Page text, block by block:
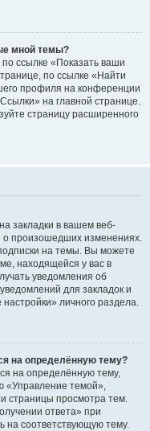
мной темы?
ссылке «Показать ваши
по ссылке «Найти
профиля на конференции
на главной странице.
страницу расширенного
закладки в вашем веб-
о произошедших изменениях.
на темы. Вы можете
находящейся у вас в
уведомления об
для закладок и
личного раздела.
на определённую тему?
на определённую тему,
«Управление темой»,
страницы просмотра тем.
ответа» при
на соответствующую тему.